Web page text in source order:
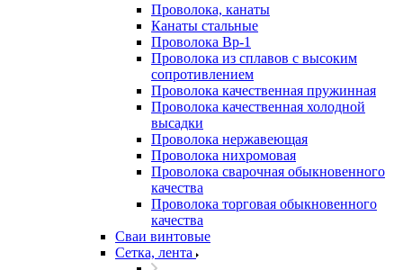
Проволока, канаты
Канаты стальные
Проволока Вр-1
Проволока из сплавов с высоким
сопротивлением
Проволока качественная пружинная
Проволока качественная холодной
высадки
Проволока нержавеющая
Проволока нихромовая
Проволока сварочная обыкновенного
качества
Проволока торговая обыкновенного
качества
Сваи винтовые
Сетка, лента